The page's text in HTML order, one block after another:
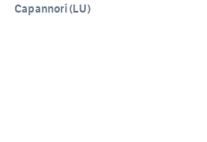
Capannori(LU)